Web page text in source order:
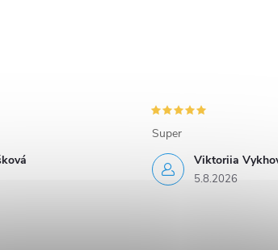
Viktoriia
5.8.2026
Super